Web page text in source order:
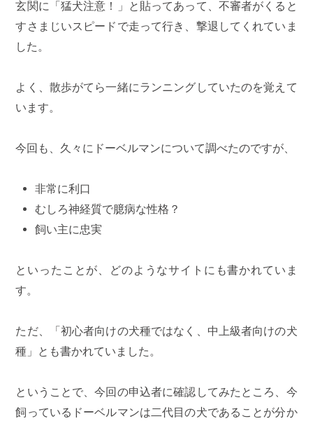
玄関に「猛犬注意！」と貼ってあって、不審者がくると
すさまじいスピードで走って行き、撃退してくれていま
した。
よく、散歩がてら一緒にランニングしていたのを覚えて
います。
今回も、久々にドーベルマンについて調べたのですが、
非常に利口
むしろ神経質で臆病な性格？
飼い主に忠実
といったことが、どのようなサイトにも書かれていま
す。
ただ、「初心者向けの犬種ではなく、中上級者向けの犬
種」とも書かれていました。
ということで、今回の申込者に確認してみたところ、今
飼っているドーベルマンは二代目の犬であることが分か